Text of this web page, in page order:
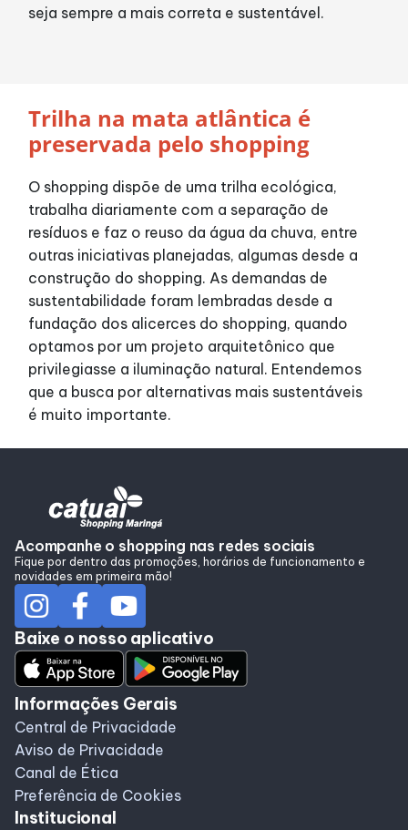
seja sempre a mais correta e sustentável.
Trilha na mata atlântica é
preservada pelo shopping
O shopping dispõe de uma trilha ecológica,
trabalha diariamente com a separação de
resíduos e faz o reuso da água da chuva, entre
outras iniciativas planejadas, algumas desde a
construção do shopping. As demandas de
sustentabilidade foram lembradas desde a
fundação dos alicerces do shopping, quando
optamos por um projeto arquitetônico que
privilegiasse a iluminação natural. Entendemos
que a busca por alternativas mais sustentáveis
é muito importante.
Acompanhe o shopping nas redes sociais
Fique por dentro das promoções, horários de funcionamento e
novidades em primeira mão!
Baixe o nosso aplicativo
Informações Gerais
Central de Privacidade
Aviso de Privacidade
Canal de Ética
Preferência de Cookies
Institucional